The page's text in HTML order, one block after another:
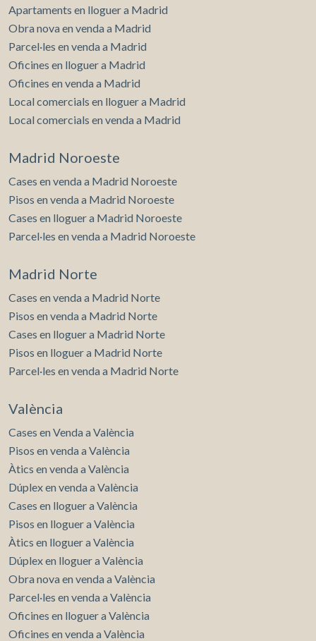
Apartaments en lloguer a Madrid
Obra nova en venda a Madrid
Parcel·les en venda a Madrid
Oficines en lloguer a Madrid
Oficines en venda a Madrid
Local comercials en lloguer a Madrid
Local comercials en venda a Madrid
Madrid Noroeste
Cases en venda a Madrid Noroeste
Pisos en venda a Madrid Noroeste
Cases en lloguer a Madrid Noroeste
Parcel·les en venda a Madrid Noroeste
Madrid Norte
Cases en venda a Madrid Norte
Pisos en venda a Madrid Norte
Cases en lloguer a Madrid Norte
Pisos en lloguer a Madrid Norte
Parcel·les en venda a Madrid Norte
València
Cases en Venda a València
Pisos en venda a València
Àtics en venda a València
Dúplex en venda a València
Cases en lloguer a València
Pisos en lloguer a València
Àtics en lloguer a València
Dúplex en lloguer a València
Obra nova en venda a València
Parcel·les en venda a València
Oficines en lloguer a València
Oficines en venda a València